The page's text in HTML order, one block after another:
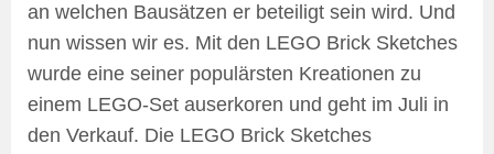
an welchen Bausätzen er beteiligt sein wird. Und
nun wissen wir es. Mit den LEGO Brick Sketches
wurde eine seiner populärsten Kreationen zu
einem LEGO-Set auserkoren und geht im Juli in
den Verkauf. Die LEGO Brick Sketches